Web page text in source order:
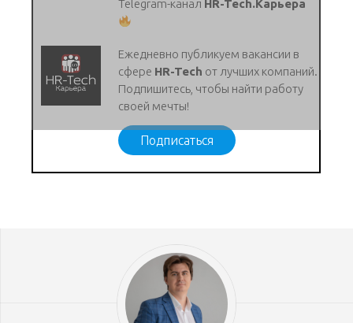
Telegram-канал HR-Tech.Карьера
Ежедневно публикуем вакансии в
сфере HR-Tech от лучших компаний.
Подпишитесь, чтобы найти работу
своей мечты!
Подписаться